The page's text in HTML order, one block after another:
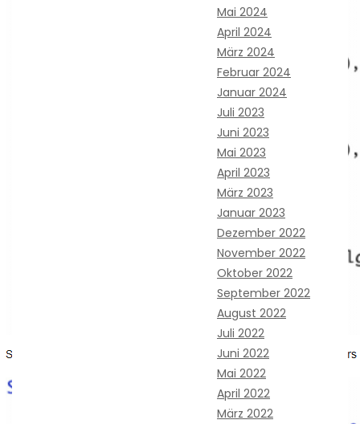
Mai 2024
April 2024
März 2024
Februar 2024
Januar 2024
Juli 2023
Juni 2023
Mai 2023
April 2023
März 2023
Januar 2023
Dezember 2022
November 2022
Oktober 2022
September 2022
August 2022
Juli 2022
Juni 2022
Mai 2022
April 2022
März 2022